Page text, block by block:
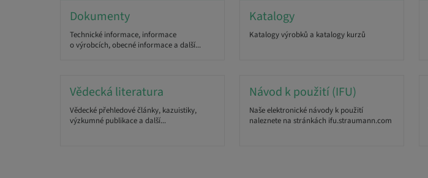
Dokumenty
Technické informace, informace
o výrobcích, obecné informace a další...
Katalogy
Katalogy výrobků a katalogy kurzů
Vědecká literatura
Vědecké přehledové články, kazuistiky,
výzkumné publikace a další...
Návod k použití (IFU)
Naše elektronické návody k použití
naleznete na stránkách ifu.straumann.com